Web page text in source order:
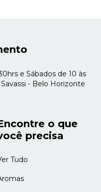
e Sábados de 10 às
Savassi - Belo Horizonte
o que
precisa
Tudo